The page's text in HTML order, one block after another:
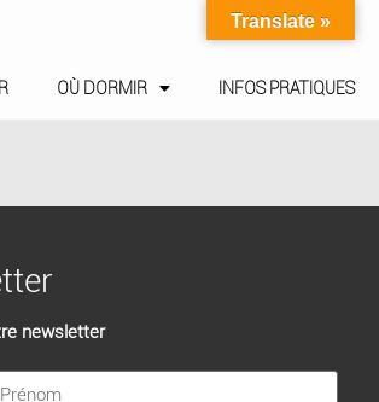
OÙ DORMIR INFOS PRATIQUES
newsletter
Translate »